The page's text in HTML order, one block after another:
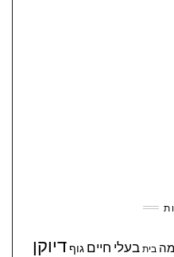
בית בעלי חיים גוףדיוקן